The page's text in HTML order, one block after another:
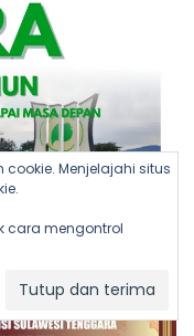
cookie. Menjelajahi situs
cara mengontrol